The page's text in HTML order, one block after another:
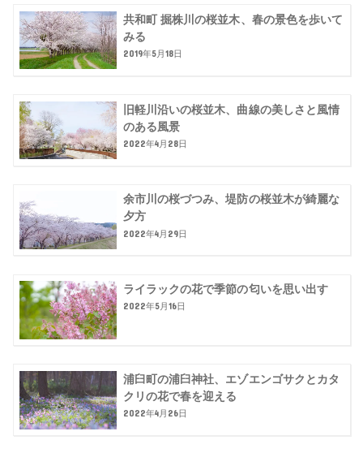
共和町 掘株川の桜並木、春の景色を歩いて
みる
2019年5月18日
旧軽川沿いの桜並木、曲線の美しさと風情
のある風景
2022年4月28日
余市川の桜づつみ、堤防の桜並木が綺麗な
夕方
2022年4月29日
ライラックの花で季節の匂いを思い出す
2022年5月16日
浦臼町の浦臼神社、エゾエンゴサクとカタ
クリの花で春を迎える
2022年4月26日